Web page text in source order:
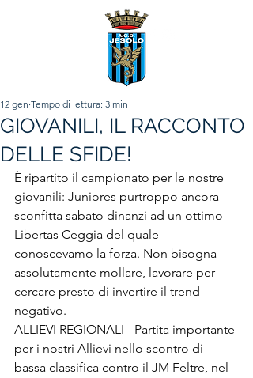
GIOVANILI, IL RACCONTO
DELLE SFIDE!
12 gen Tempo di lettura: 3 min
È ripartito il campionato per le nostre
giovanili: Juniores purtroppo ancora
sconfitta sabato dinanzi ad un ottimo
Libertas Ceggia del quale
conoscevamo la forza. Non bisogna
assolutamente mollare, lavorare per
cercare presto di invertire il trend
negativo.
ALLIEVI REGIONALI - Partita importante
per i nostri Allievi nello scontro di
bassa classifica contro il JM Feltre, nel